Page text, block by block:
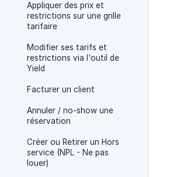
Appliquer des prix et
restrictions sur une grille
tarifaire
Modifier ses tarifs et
restrictions via l'outil de
Yield
Facturer un client
Annuler / no-show une
réservation
Créer ou Retirer un Hors
service (NPL - Ne pas
louer)